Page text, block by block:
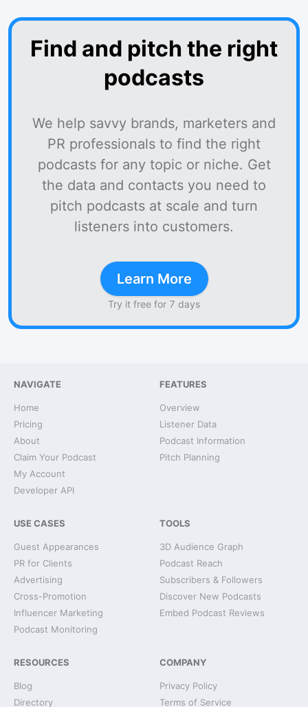
Find and pitch the right
podcasts
We help savvy brands, marketers and
PR professionals to find the right
podcasts for any topic or niche. Get
the data and contacts you need to
pitch podcasts at scale and turn
listeners into customers.
Learn More
Try it free for 7 days
NAVIGATE
Home
Pricing
About
Claim Your Podcast
My Account
Developer API
FEATURES
Overview
Listener Data
Podcast Information
Pitch Planning
USE CASES
Guest Appearances
PR for Clients
Advertising
Cross-Promotion
Influencer Marketing
Podcast Monitoring
TOOLS
3D Audience Graph
Podcast Reach
Subscribers & Followers
Discover New Podcasts
Embed Podcast Reviews
RESOURCES
Blog
Directory
COMPANY
Privacy Policy
Terms of Service